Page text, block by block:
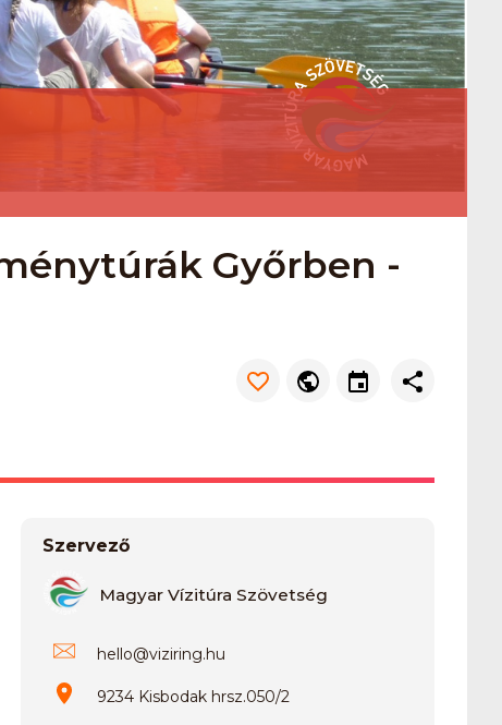
Győrben -
Szervező
Magyar Vízitúra Szövetség
hello@viziring.hu
9234 Kisbodak hrsz.050/2